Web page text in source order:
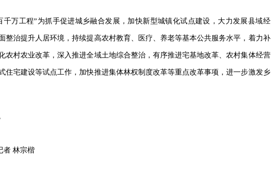
千万工程”为抓手促进城乡融合发展，加快新型城镇化试点建设，大力发展县域经
整治提升人居环境，持续提高农村教育、医疗、养老等基本公共服务水平，着力补
农村农业改革，深入推进全域土地综合整治，有序推进宅基地改革、农村集体经营
住宅建设等试点工作，加快推进集体林权制度改革等重点改革事项，进一步激发乡
者 林宗楷